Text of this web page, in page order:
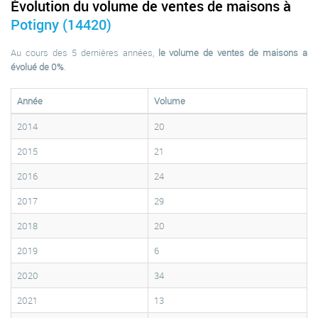
Évolution du volume de ventes de maisons à
Potigny (14420)
Au cours des 5 dernières années, le volume de ventes de maisons a
évolué de 0%.
Année
Volume
2014
20
2015
21
2016
24
2017
29
2018
20
2019
6
2020
34
2021
13